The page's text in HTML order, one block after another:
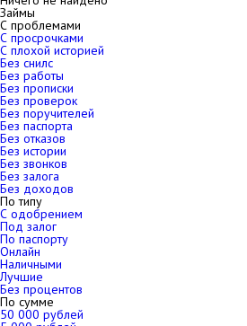
Займы
С проблемами
С просрочками
С плохой историей
Без снилс
Без работы
Без прописки
Без проверок
Без поручителей
Без паспорта
Без отказов
Без истории
Без звонков
Без залога
Без доходов
По типу
С одобрением
Под залог
По паспорту
Онлайн
Наличными
Лучшие
Без процентов
По сумме
50 000 рублей